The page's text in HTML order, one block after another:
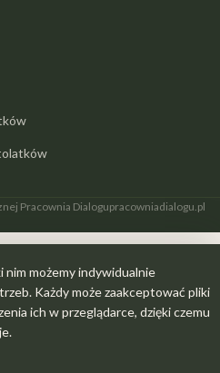
Pracownia Dialogupracowniadialogu.pl
nim możemy indywidualnie
Każdy może zaakceptować pliki
ich w przeglądarce, dzięki czemu